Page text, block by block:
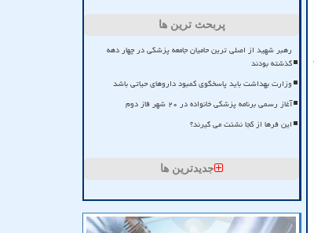
پربحث ترین ها
رهبر شهید از اصلی ترین حامیان جامعه پزشکی در چهار دهه
گذشته بودند
وزارت بهداشت باید پاسخگوی کمبود داروهای حیاتی باشد
آغاز رسمی برنامه پزشکی خانواده در ۲۰ شهر فاز دوم
این فرها از کجا نشئت می گیرند؟
جدیدترین ها